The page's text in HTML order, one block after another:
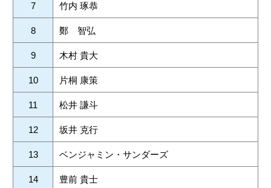
7 竹内 琢恭
8 鄭 智弘
9 木村 貴大
10 片桐 康策
11 松井 謙斗
12 坂井 克行
13 ベンジャミン・サンダーズ
14 豊前 貴士